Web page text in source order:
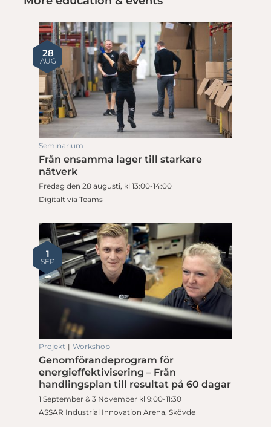
28
AUG
Seminarium
Från ensamma lager till starkare
nätverk
Fredag den 28 augusti, kl 13:00-14:00
Digitalt via Teams
1
SEP
Projekt | Workshop
Genomförandeprogram för
energieffektivisering – Från
handlingsplan till resultat på 60 dagar
1 September & 3 November kl 9:00-11:30
ASSAR Industrial Innovation Arena, Skövde